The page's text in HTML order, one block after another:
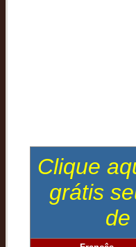
Clique
grátis
de